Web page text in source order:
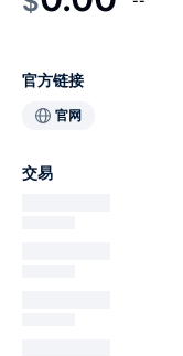
官方链接
官网
交易